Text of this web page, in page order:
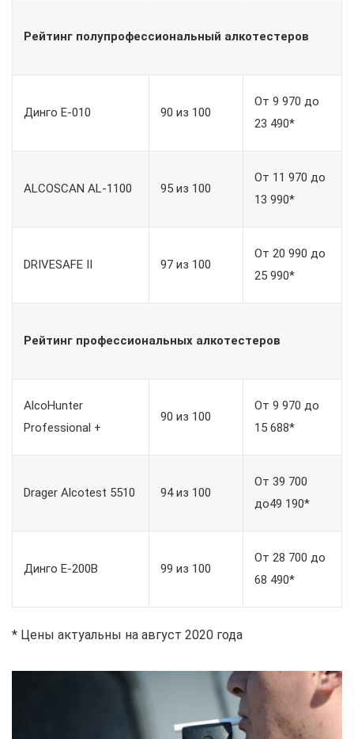
Рейтинг полупрофессиональный алкотестеров
Динго E-010 90 из 100
От 9 970 до
23 490*
ALCOSCAN AL-1100 95 из 100
От 11 970 до
13 990*
DRIVESAFE II 97 из 100
От 20 990 до
25 990*
Рейтинг профессиональных алкотестеров
AlcoHunter
Professional +
90 из 100
От 9 970 до
15 688*
Drager Alcotest 5510 94 из 100
От 39 700
до49 190*
Динго E-200B 99 из 100
От 28 700 до
68 490*
* Цены актуальны на август 2020 года